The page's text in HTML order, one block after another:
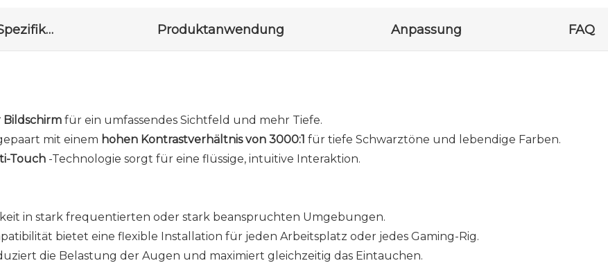
Zeichnung und Spezifikationen Produktanwendung Anpassung FAQ
für ein umfassendes Sichtfeld und mehr Tiefe.
mit einem hohen Kontrastverhältnis von 3000:1 für tiefe Schwarztöne und lebendige Farben.
Touch -Technologie sorgt für eine flüssige, intuitive Interaktion.
in stark frequentierten oder stark beanspruchten Umgebungen.
bietet eine flexible Installation für jeden Arbeitsplatz oder jedes Gaming-Rig.
die Belastung der Augen und maximiert gleichzeitig das Eintauchen.